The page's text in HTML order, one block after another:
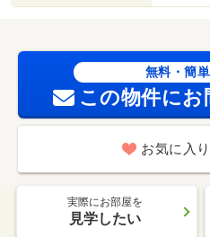
無料・簡
この物件に
お気に入
実際にお部屋を
見学したい